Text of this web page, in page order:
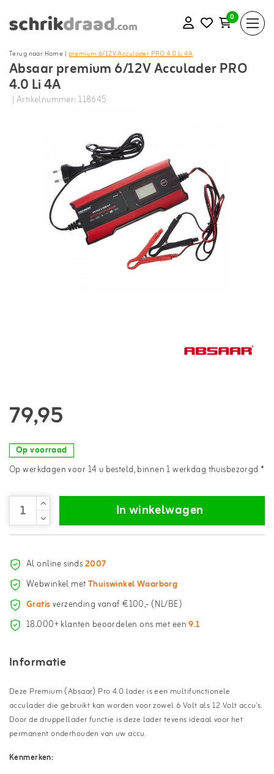
0
Terug naar Home | premium 6/12V Acculader PRO 4.0 Li 4A
Absaar premium 6/12V Acculader PRO
4.0 Li 4A
| Artikelnummer: 118645
79,95
Op voorraad
Op werkdagen voor 14 u besteld, binnen 1 werkdag thuisbezorgd *
In winkelwagen
Al online sinds2007
Webwinkel metThuiswinkel Waarborg
Gratisverzending vanaf €100,- (NL/BE)
18.000+ klanten beoordelen ons met een9.1
Informatie
Deze Premium (Absaar) Pro 4.0 lader is een multifunctionele
acculader die gebruikt kan worden voor zowel 6 Volt als 12 Volt accu's.
Door de druppellader functie is deze lader tevens ideaal voor het
permanent onderhouden van uw accu.
Kenmerken: